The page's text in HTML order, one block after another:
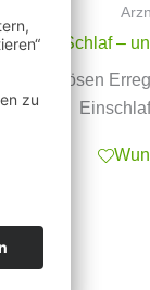
Schlaf –
bei nervösen